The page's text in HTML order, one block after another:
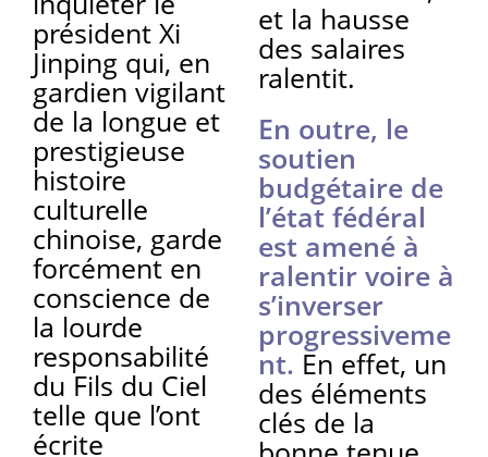
président Xi
Jinping qui, en
gardien vigilant
de la longue et
prestigieuse
histoire
culturelle
chinoise, garde
forcément en
conscience de
la lourde
responsabilité
du Fils du Ciel
telle que l’ont
écrite
et la hausse
des salaires
ralentit.
En outre, le
soutien
budgétaire de
l’état fédéral
est amené à
ralentir voire à
s’inverser
progressiveme
nt. En effet, un
des éléments
clés de la